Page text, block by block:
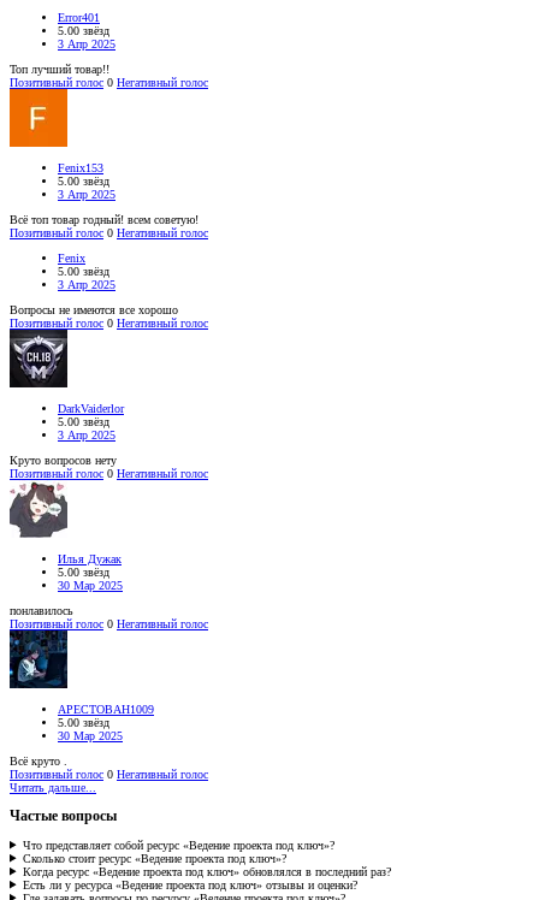
Error401
5.00 звёзд
3 Апр 2025
Топ лучший товар!!
Позитивный голос 0 Негативный голос
Fenix153
5.00 звёзд
3 Апр 2025
Всё топ товар годный! всем советую!
Позитивный голос 0 Негативный голос
Fenix
5.00 звёзд
3 Апр 2025
Вопросы не имеются все хорошо
Позитивный голос 0 Негативный голос
DarkVaiderlor
5.00 звёзд
3 Апр 2025
Круто вопросов нету
Позитивный голос 0 Негативный голос
Илья Дужак
5.00 звёзд
30 Мар 2025
понлавилось
Позитивный голос 0 Негативный голос
APECTOBAH1009
5.00 звёзд
30 Мар 2025
Всё круто .
Позитивный голос 0 Негативный голос
Читать дальше...
Частые вопросы
Что представляет собой ресурс «Ведение проекта под ключ»?
Сколько стоит ресурс «Ведение проекта под ключ»?
Когда ресурс «Ведение проекта под ключ» обновлялся в последний раз?
Есть ли у ресурса «Ведение проекта под ключ» отзывы и оценки?